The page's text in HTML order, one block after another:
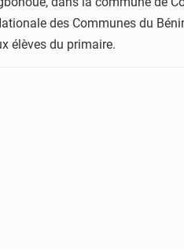
des Communes du
élèves du primaire.